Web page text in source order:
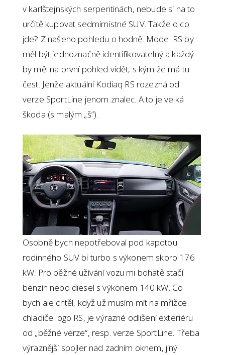
v karlštejnských serpentinách, nebude si na to
určitě kupovat sedmimístné SUV. Takže o co
jde? Z našeho pohledu o hodně. Model RS by
měl být jednoznačně identifikovatelný a každý
by měl na první pohled vidět, s kým že má tu
čest. Jenže aktuální Kodiaq RS rozezná od
verze SportLine jenom znalec. A to je velká
škoda (s malým „š“).
Osobně bych nepotřeboval pod kapotou
rodinného SUV bi turbo s výkonem skoro 176
kW. Pro běžné užívání vozu mi bohatě stačí
benzín nebo diesel s výkonem 140 kW. Co
bych ale chtěl, když už musím mít na mřížce
chladiče logo RS, je výrazné odlišení exteriéru
od „běžné verze“, resp. verze SportLine. Třeba
výraznější spojler nad zadním oknem, jiný